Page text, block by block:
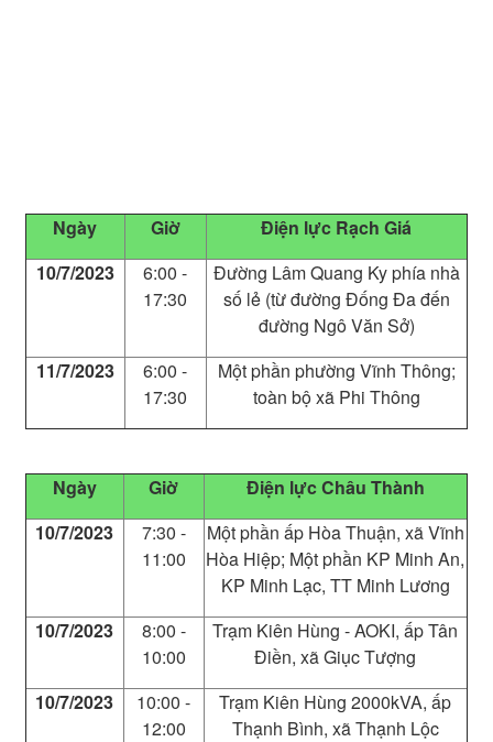
Ngày Giờ Điện lực Rạch Giá
10/7/2023
6:00 -
17:30
Đường Lâm Quang Ky phía nhà
số lẻ (từ đường Đống Đa đến
đường Ngô Văn Sở)
11/7/2023
6:00 -
17:30
Một phần phường Vĩnh Thông;
toàn bộ xã Phi Thông
Ngày Giờ Điện lựcChâu Thành
10/7/2023
7:30 -
11:00
Một phần ấp Hòa Thuận, xã Vĩnh
Hòa Hiệp; Một phần KP Minh An,
KP Minh Lạc, TT Minh Lương
10/7/2023
8:00 -
10:00
Trạm Kiên Hùng - AOKI, ấp Tân
Điền, xã Giục Tượng
10/7/2023
10:00 -
12:00
Trạm Kiên Hùng 2000kVA, ấp
Thạnh Bình, xã Thạnh Lộc